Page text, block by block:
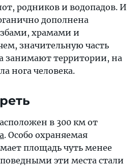
родников и водопадов. И
дополнена
храмами и
значительную часть
занимают территории, на
нога человека.
в 300 км от
. Особо охраняемая
площадь чуть менее
эти места стали